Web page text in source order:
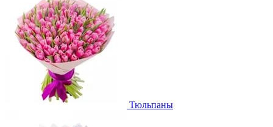
Тюльпаны